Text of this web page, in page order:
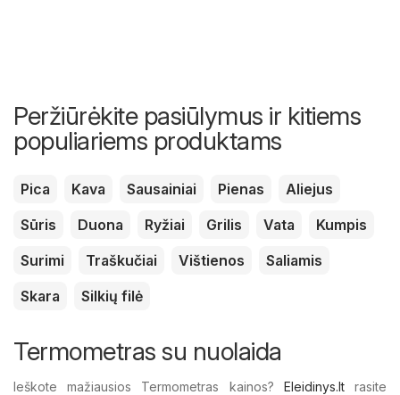
Peržiūrėkite pasiūlymus ir kitiems
populiariems produktams
Pica Kava Sausainiai Pienas
Aliejus
Sūris
Duona Ryžiai Grilis Vata
Kumpis
Surimi
Traškučiai Vištienos
Saliamis
Skara
Silkių filė
Termometras su nuolaida
Ieškote mažiausios Termometras kainos? Eleidinys.ltrasite